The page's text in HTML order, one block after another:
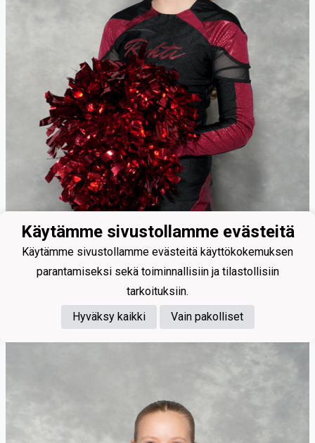
Mikkonen Milla
Käytämme sivustollamme evästeitä
Käytämme sivustollamme evästeitä käyttökokemuksen
parantamiseksi sekä toiminnallisiin ja tilastollisiin
tarkoituksiin.
Hyväksy kaikki
Vain pakolliset